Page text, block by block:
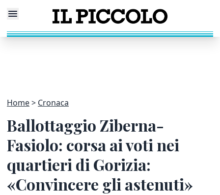
Home Cronaca
Ballottaggio Ziberna-
Fasiolo: corsa ai voti nei
quartieri di Gorizia:
«Convincere gli astenuti»